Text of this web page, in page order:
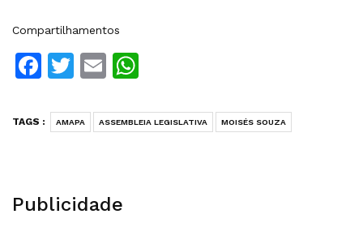
Compartilhamentos
Facebook
Twitter
Email
TAGS : AMAPA ASSEMBLEIA LEGISLATIVA MOISÉS SOUZA
Publicidade